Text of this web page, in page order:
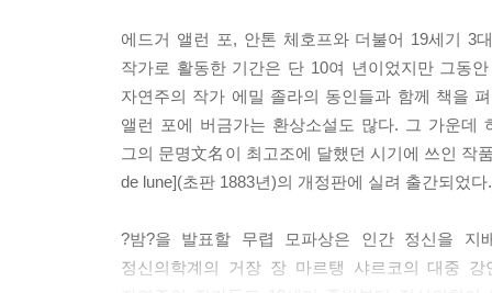
에드거 앨런 포, 안톤 체호프와 더불어 19세기 3
작가로 활동한 기간은 단 10여 년이었지만 그동
자연주의 작가 에밀 졸라의 동인들과 함께 책을
앨런 포에 버금가는 환상소설도 많다. 그 가운데
그의 문명文名이 최고조에 달했던 시기에 쓰인 작
de lune](초판 1883년)의 개정판에 실려 출간되었다.
?밤?을 발표할 무렵 모파상은 인간 정신을 지
정신의학계의 거장 장 마르탱 샤르코의 대중